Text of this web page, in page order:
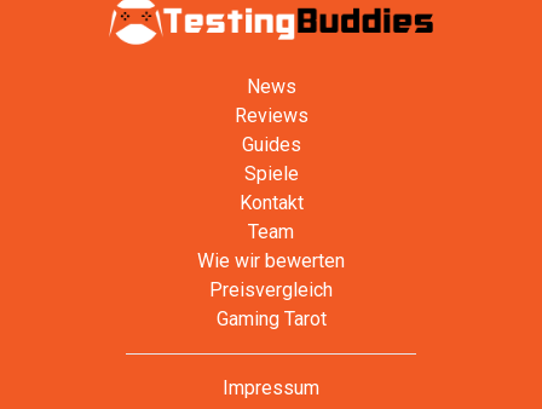
News
Reviews
Guides
Spiele
Kontakt
Team
Wie wir bewerten
Preisvergleich
Gaming Tarot
Impressum